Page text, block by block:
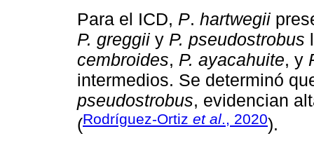
Para el ICD, P. hartwegii
P. greggii y P. pseudostrobus
cembroides, P. ayacahuite, y
intermedios. Se determinó
pseudostrobus, evidencian
(Rodríguez-Ortiz et al., 2020).